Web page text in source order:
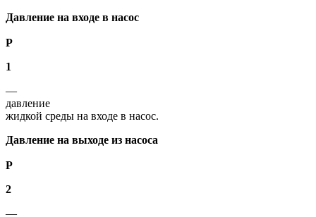
Давление на входе в насос
Р
1
—
давление
жидкой среды на входе в насос.
Давление на выходе из насоса
Р
2
—